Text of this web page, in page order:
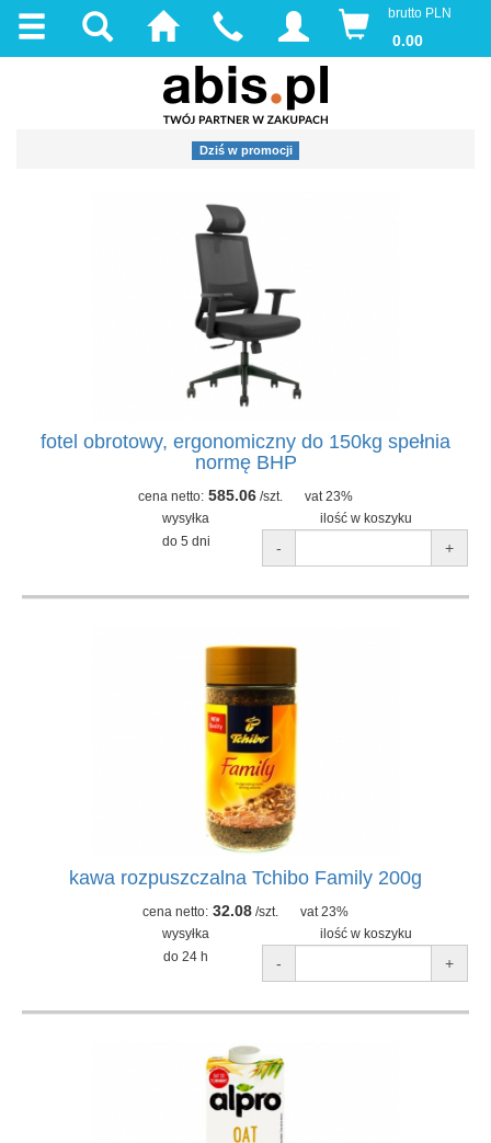
brutto PLN
0.00
Dziś w promocji
fotel obrotowy, ergonomiczny do 150kg spełnia
normę BHP
cena netto: 585.06 /szt.
vat 23%
wysyłka
ilość w koszyku
do 5 dni
- +
kawa rozpuszczalna Tchibo Family 200g
cena netto: 32.08 /szt.
vat 23%
wysyłka
ilość w koszyku
do 24 h
- +